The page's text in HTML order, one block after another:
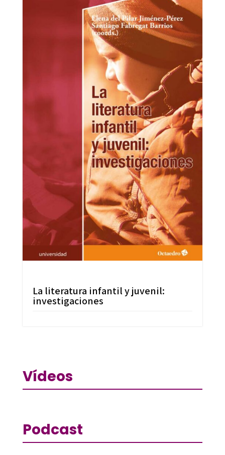
La literatura infantil y juvenil:
investigaciones
Vídeos
Podcast